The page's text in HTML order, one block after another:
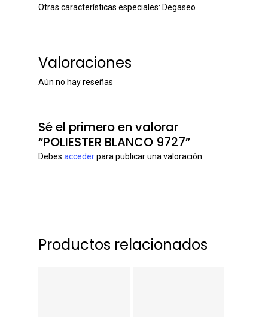
Otras características especiales: Degaseo
Valoraciones
Aún no hay reseñas
Sé el primero en valorar
“POLIESTER BLANCO 9727”
Debes accederpara publicar una valoración.
Productos relacionados